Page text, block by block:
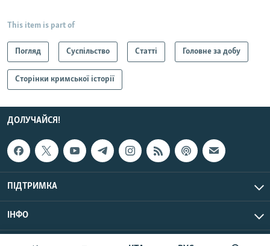
This item is part of
Погляд Суспільство Статті Головне за добу
Сторінки кримської історії
ДОЛУЧАЙСЯ!
ПІДТРИМКА
ІНФО